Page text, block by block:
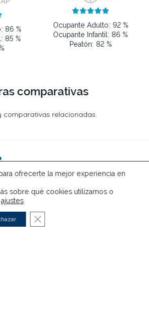
86 %
85 %

Ocupante Adulto: 92 %
Ocupante Infantil: 86 %
Peatón: 82 %
comparativas
comparativas relacionadas.
Eléctricos
ofrecerte la mejor experiencia en
sobre qué cookies utilizamos o
ajustes
Cerrar el banner de cookies